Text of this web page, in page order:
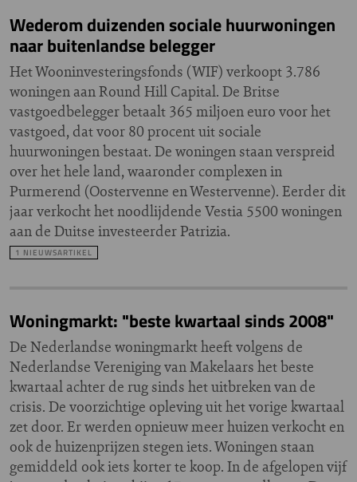
Wederom duizenden sociale huurwoningen
naar buitenlandse belegger
Het Wooninvesteringsfonds (WIF) verkoopt 3.786
woningen aan Round Hill Capital. De Britse
vastgoedbelegger betaalt 365 miljoen euro voor het
vastgoed, dat voor 80 procent uit sociale
huurwoningen bestaat. De woningen staan verspreid
over het hele land, waaronder complexen in
Purmerend (Oostervenne en Westervenne). Eerder dit
jaar verkocht het noodlijdende Vestia 5500 woningen
aan de Duitse investeerder Patrizia.
1 NIEUWSARTIKEL
Woningmarkt: "beste kwartaal sinds 2008"
De Nederlandse woningmarkt heeft volgens de
Nederlandse Vereniging van Makelaars het beste
kwartaal achter de rug sinds het uitbreken van de
crisis. De voorzichtige opleving uit het vorige kwartaal
zet door. Er werden opnieuw meer huizen verkocht en
ook de huizenprijzen stegen iets. Woningen staan
gemiddeld ook iets korter te koop. In de afgelopen vijf